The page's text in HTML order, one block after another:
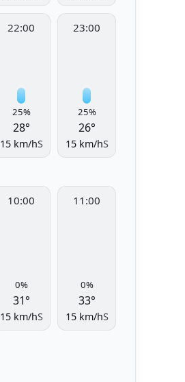
22:00
25%
28°
15 km/hS
23:00
25%
26°
15 km/hS
10:00
0%
31°
15 km/hS
11:00
0%
33°
15 km/hS